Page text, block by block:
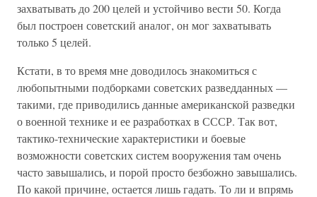
захватывать до 200 целей и устойчиво вести 50. Когда
был построен советский аналог, он мог захватывать
только 5 целей.
Кстати, в то время мне доводилось знакомиться с
любопытными подборками советских разведданных —
такими, где приводились данные американской разведки
о военной технике и ее разработках в СССР. Так вот,
тактико-технические характеристики и боевые
возможности советских систем вооружения там очень
часто завышались, и порой просто безбожно завышались.
По какой причине, остается лишь гадать. То ли и впрямь